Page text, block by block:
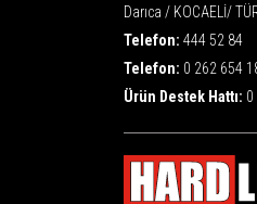
Darıca / KOCAELİ/
Telefon: 444 52 84
Telefon: 0 262 654
Ürün Destek Hattı: